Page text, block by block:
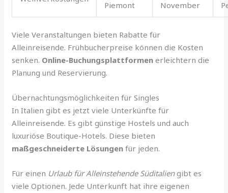
Piemont November
Viele Veranstaltungen bieten Rabatte für
Alleinreisende. Frühbucherpreise können die Kosten
senken. Online-Buchungsplattformen erleichtern die
Planung und Reservierung.
Übernachtungsmöglichkeiten für Singles
In Italien gibt es jetzt viele Unterkünfte für
Alleinreisende. Es gibt günstige Hostels und auch
luxuriöse Boutique-Hotels. Diese bieten
maßgeschneiderte Lösungen für jeden.
Für einen Urlaub für Alleinstehende Süditaliengibt es
viele Optionen. Jede Unterkunft hat ihre eigenen